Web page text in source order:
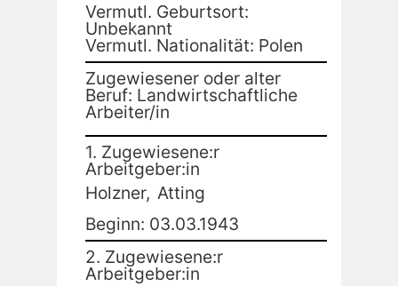
Vermutl. Geburtsort:
Unbekannt
Vermutl. Nationalität: Polen
Zugewiesener oder alter
Beruf: Landwirtschaftliche
Arbeiter/in
1. Zugewiesene:r
Arbeitgeber:in
Holzner, Atting
Beginn: 03.03.1943
2. Zugewiesene:r
Arbeitgeber:in